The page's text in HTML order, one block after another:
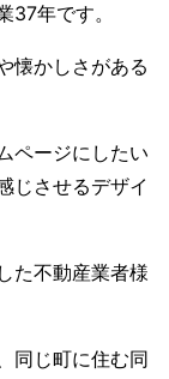
37年です。
懐かしさがある
ページにしたい
じさせるデザイ
た不動産業者様
同じ町に住む同